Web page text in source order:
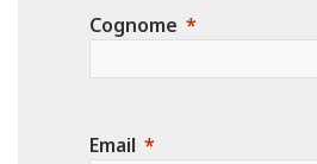
Cognome
Email